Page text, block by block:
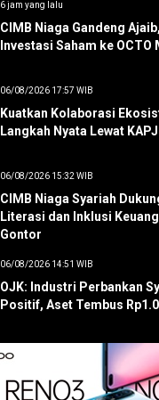
6 jam yang lalu
CIMB Niaga Gandeng
Investasi Saham ke OCTO
06/08/2026 17:57 WIB
Kuatkan Kolaborasi
Langkah Nyata Lewat KAPJ
06/08/2026 15:32 WIB
CIMB Niaga Syariah
Literasi dan Inklusi
Gontor
06/08/2026 14:51 WIB
OJK: Industri Perbankan
Positif, Aset Tembus